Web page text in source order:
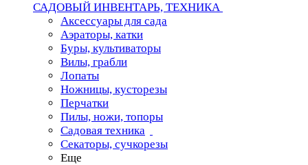
САДОВЫЙ ИНВЕНТАРЬ, ТЕХНИКА
Аксессуары для сада
Аэраторы, катки
Буры, культиваторы
Вилы, грабли
Лопаты
Ножницы, кусторезы
Перчатки
Пилы, ножи, топоры
Садовая техника
Секаторы, сучкорезы
Еще